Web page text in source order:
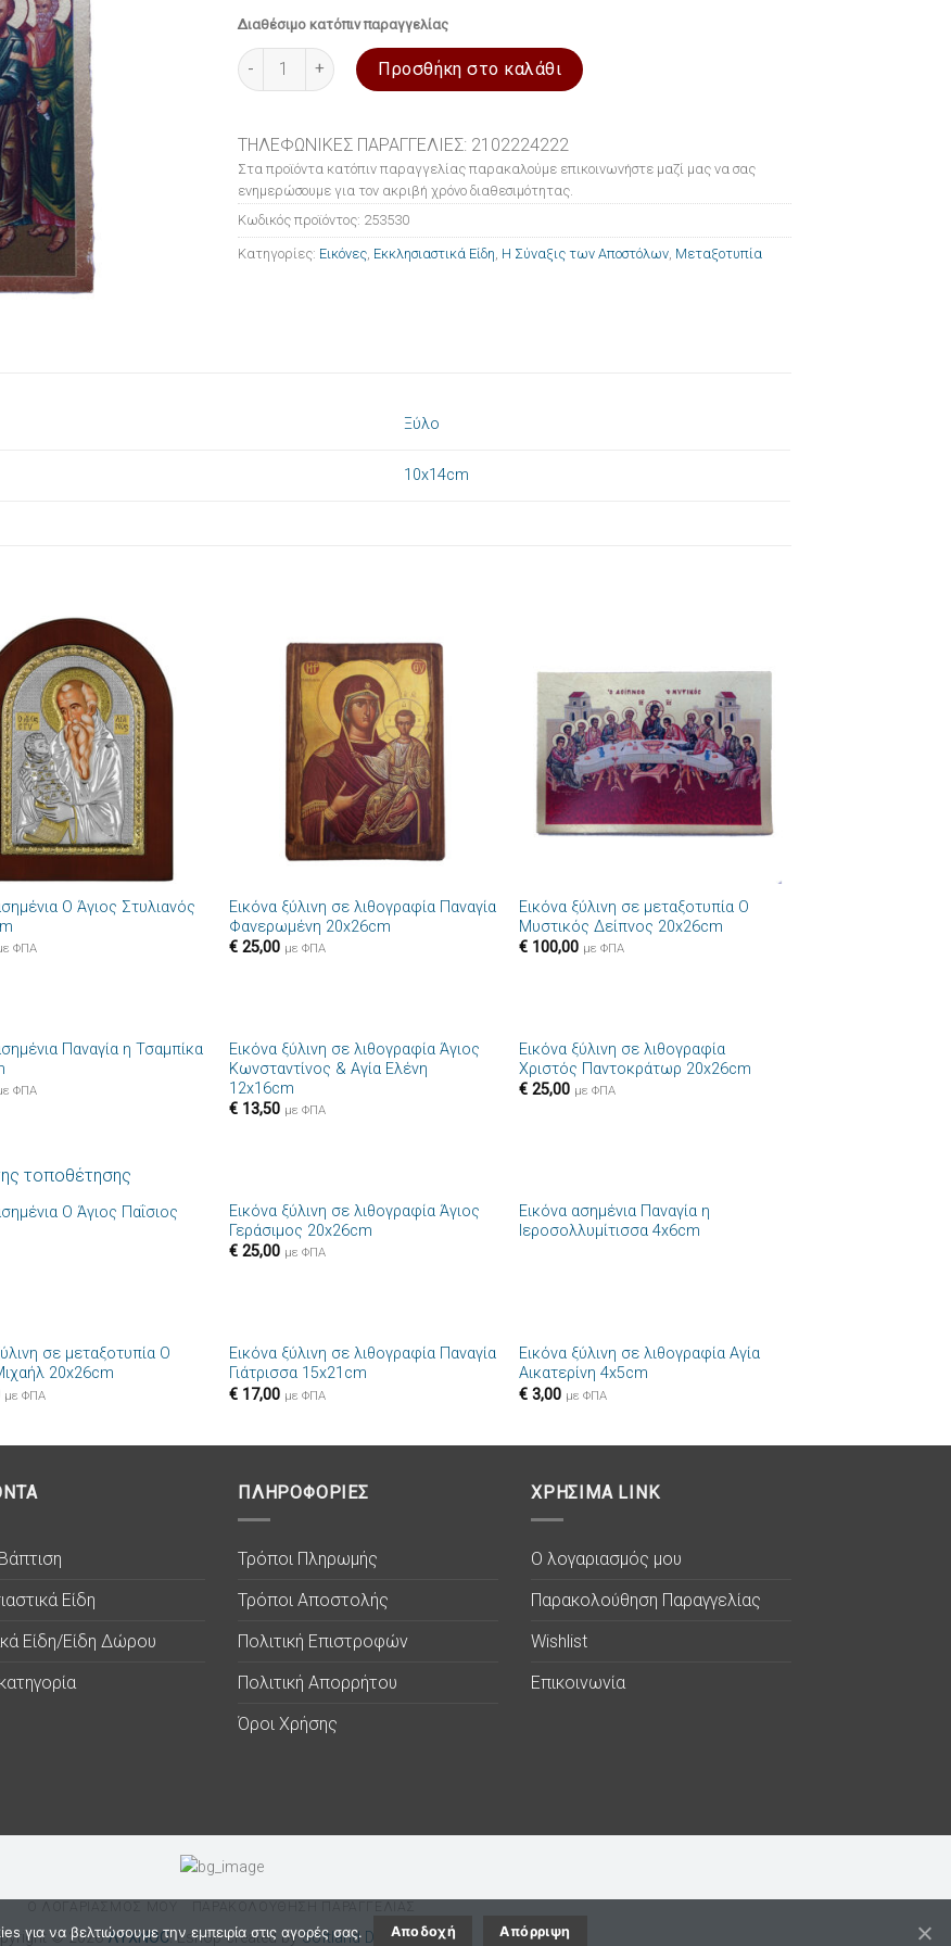
Διαθέσιμο κατόπιν παραγγελίας
Εικόνα ξύλινη σε μεταξοτυπία Η Σύναξις των Αποστόλων 10x14cm ποσότητα
Προσθήκη στο καλάθι
ΤΗΛΕΦΩΝΙΚΕΣ ΠΑΡΑΓΓΕΛΙΕΣ: 2102224222
Στα προϊόντα κατόπιν παραγγελίας παρακαλούμε επικοινωνήστε μαζί μας να σας
ενημερώσουμε για τον ακριβή χρόνο διαθεσιμότητας.
Κωδικός προϊόντος: 253530
Κατηγορίες: Εικόνες Εκκλησιαστικά Είδη Η Σύναξις των Αποστόλων Μεταξοτυπία
Ξύλο
10x14cm
Πρόσθήκη
στην λίστα
επιθυμιών
Ο Άγιος Στυλιανός
ΦΠΑ
Πρόσθήκη
επιθυμιών
Εικόνα ξύλινη σε λιθογραφία Παναγία
Φανερωμένη 20x26cm
€ 25,00 με ΦΠΑ
Πρόσθήκη
στην λίστα
επιθυμιών
Εικόνα ξύλινη σε μεταξοτυπία Ο
Μυστικός Δείπνος 20x26cm
€100,00 με ΦΠΑ
Πρόσθήκη
Παναγία η Τσαμπίκα
ΦΠΑ
Πρόσθήκη
στην λίστα
Εικόνα ξύλινη σε λιθογραφία Άγιος
Κωνσταντίνος & Αγία Ελένη
12x16cm
€ 13,50 με ΦΠΑ
Πρόσθήκη
στην λίστα
Εικόνα ξύλινη σε λιθογραφία
Χριστός Παντοκράτωρ 20x26cm
€25,00 με ΦΠΑ
Πρόσθήκη
Ο Άγιος Παΐσιος
Πρόσθήκη
Εικόνα ξύλινη σε λιθογραφία Άγιος
Γεράσιμος 20x26cm
€ 25,00 με ΦΠΑ
Εικόνα ασημένια Παναγία η
Ιεροσολλυμίτισσα 4x6cm
Πρόσθήκη
σε μεταξοτυπία Ο
20x26cm
με ΦΠΑ
Πρόσθήκη
Εικόνα ξύλινη σε λιθογραφία Παναγία
Γιάτρισσα 15x21cm
€ 17,00 με ΦΠΑ
Πρόσθήκη
Εικόνα ξύλινη σε λιθογραφία Αγία
Αικατερίνη 4x5cm
€3,00 με ΦΠΑ
Είδη
Είδη/Είδη Δώρου
ΠΛΗΡΟΦΟΡΙΕΣ
Τρόποι Πληρωμής
Τρόποι Αποστολής
Πολιτική Επιστροφών
Πολιτική Απορρήτου
Όροι Χρήσης
ΧΡΗΣΙΜΑ LINK
Ο λογαριασμός μου
Παρακολούθηση Παραγγελίας
Wishlist
Επικοινωνία
© 2026ΛΥΧΝΟC. Eshop created bySoftland Digital Agency.
για να βελτιώσουμε την εμπειρία στις αγορές σας. Αποδοχή Απόρριψη